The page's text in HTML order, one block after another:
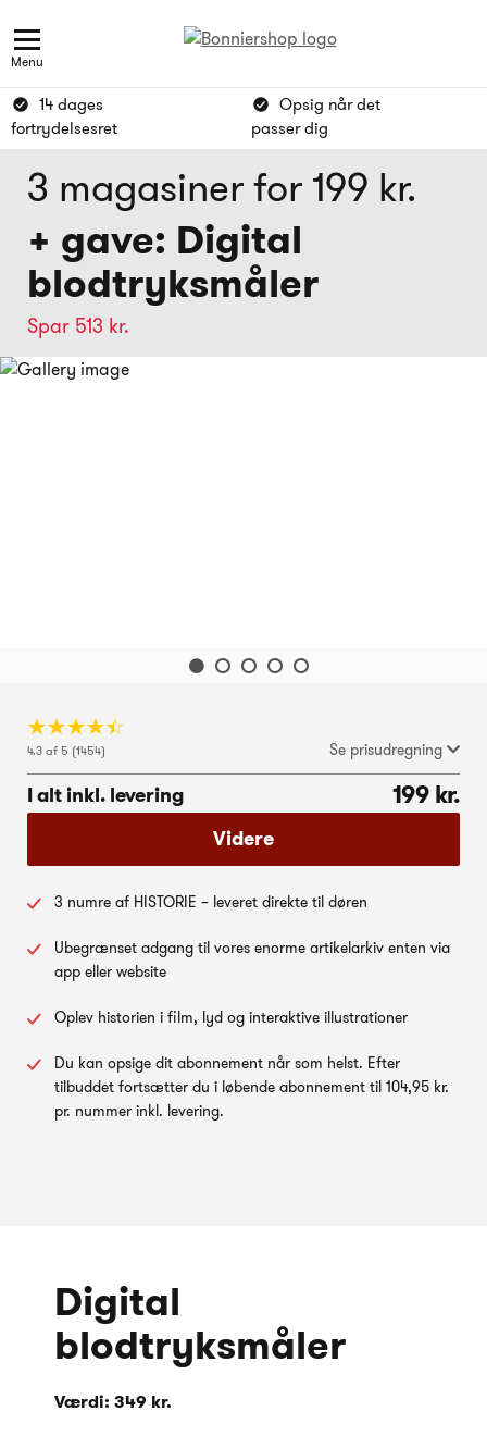
14 dages
fortrydelsesret
Opsig når det
passer dig
Menu
3 magasiner for 199 kr.
+ gave: Digital
blodtryksmåler
Spar 513 kr.
4.3 af 5 (1454)
☆☆☆☆☆
★★★★★
Se prisudregning
I alt inkl. levering 199 kr.
Videre
3 numre af HISTORIE – leveret direkte til døren
Ubegrænset adgang til vores enorme artikelarkiv enten via
app eller website
Oplev historien i film, lyd og interaktive illustrationer
Du kan opsige dit abonnement når som helst. Efter
tilbuddet fortsætter du i løbende abonnement til 104,95 kr.
pr. nummer inkl. levering.
Digital
blodtryksmåler
Værdi: 349 kr.